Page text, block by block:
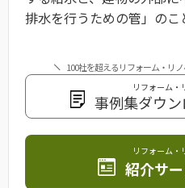
排水を行うための管」のこ
100社を超えるリフォーム・リ
リフォーム・
事例集ダウ
リフォーム・
紹介サ